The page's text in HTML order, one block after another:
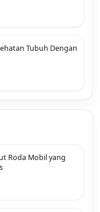
Tubuh Dengan
Roda Mobil yang